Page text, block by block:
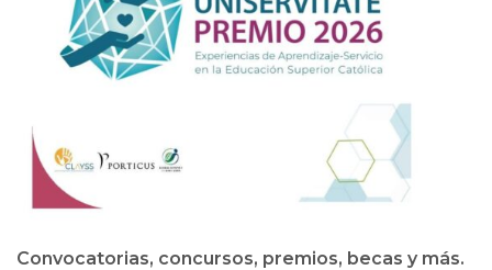
Convocatorias, concursos, premios, becas y más.